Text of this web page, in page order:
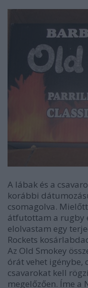
A lábak és a
korábbi
csomagolva.
átfutottam a rugby
elolvastam egy
Rockets
Az Old Smokey
órát vehet igénybe,
csavarokat kell
megelőzően. Íme a